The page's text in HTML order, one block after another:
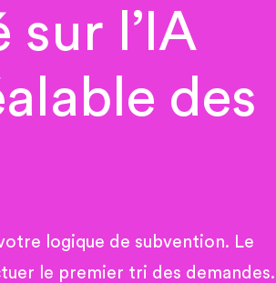
sur l’IA
des
logique de subvention. Le
le premier tri des demandes.